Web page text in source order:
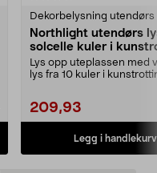
Dekorbelysning utendørs
Northlight utendørs
solcelle kuler i
Lys opp uteplassen med
lys fra 10 kuler i
209,93
Legg i handlekurv